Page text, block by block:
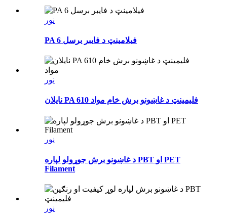
نور
PA 6 فیلامینټ د فایبر برسل
نور
نایلان PA 610 فلیمینټ د غاښونو برش خام مواد
نور
د غاښونو برش جوړولو لپاره PBT او PET
Filament
نور